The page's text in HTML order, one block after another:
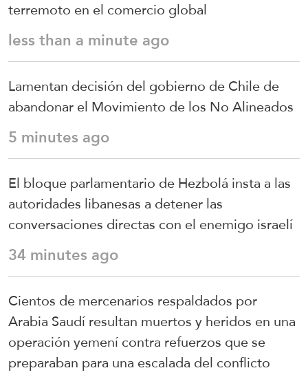
terremoto en el comercio global
less than a minute ago
Lamentan decisión del gobierno de Chile de
abandonar el Movimiento de los No Alineados
5 minutes ago
El bloque parlamentario de Hezbolá insta a las
autoridades libanesas a detener las
conversaciones directas con el enemigo israelí
34 minutes ago
Cientos de mercenarios respaldados por
Arabia Saudí resultan muertos y heridos en una
operación yemení contra refuerzos que se
preparaban para una escalada del conflicto